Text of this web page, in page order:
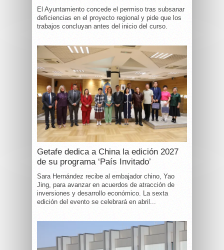
El Ayuntamiento concede el permiso tras subsanar
deficiencias en el proyecto regional y pide que los
trabajos concluyan antes del inicio del curso.
Getafe dedica a China la edición 2027
de su programa ‘País Invitado’
Sara Hernández recibe al embajador chino, Yao
Jing, para avanzar en acuerdos de atracción de
inversiones y desarrollo económico. La sexta
edición del evento se celebrará en abril...